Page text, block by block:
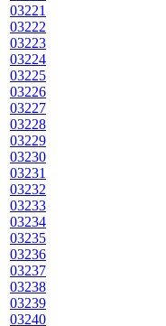
03221
03222
03223
03224
03225
03226
03227
03228
03229
03230
03231
03232
03233
03234
03235
03236
03237
03238
03239
03240